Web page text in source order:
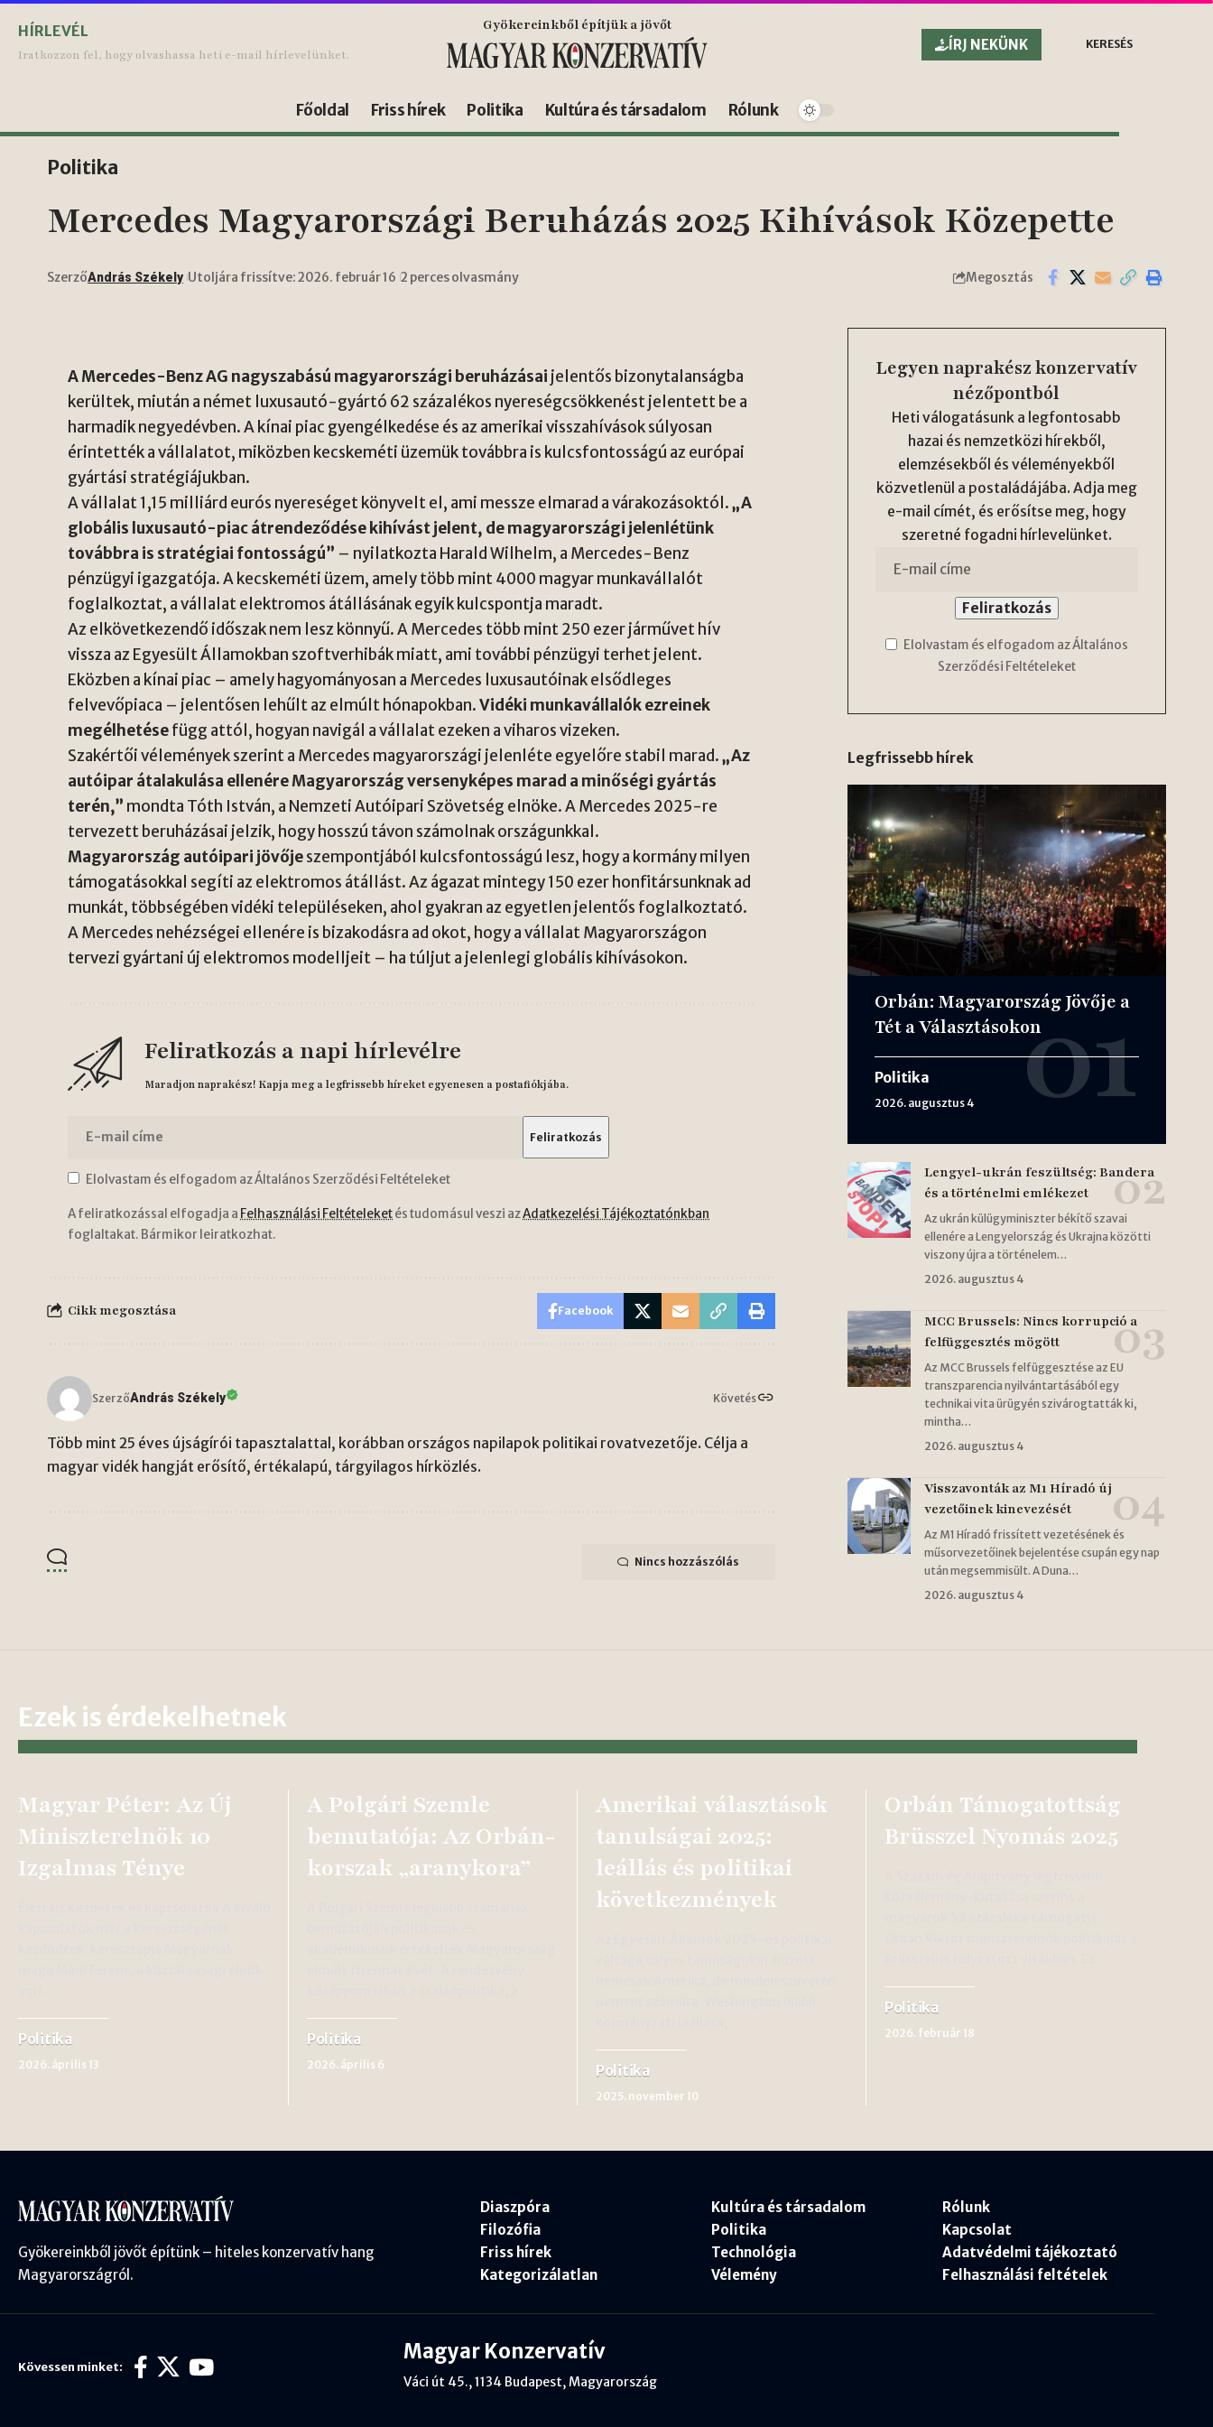
HÍRLEVÉL
Iratkozzon fel, hogy olvashassa heti e-mail hírlevelünket.
Gyökereinkből építjük a jövőt
ÍRJ NEKÜNK
KERESÉS
Főoldal Friss hírek Politika Kultúra és társadalom Rólunk
Politika
Mercedes Magyarországi Beruházás 2025 Kihívások Közepette
SzerzőAndrás Székely Utoljára frissítve: 2026. február 16 2 perces olvasmány Megosztás
A Mercedes-Benz AG nagyszabású magyarországi beruházásai jelentős bizonytalanságba
kerültek, miután a német luxusautó-gyártó 62 százalékos nyereségcsökkenést jelentett be a
harmadik negyedévben. A kínai piac gyengélkedése és az amerikai visszahívások súlyosan
érintették a vállalatot, miközben kecskeméti üzemük továbbra is kulcsfontosságú az európai
gyártási stratégiájukban.
A vállalat 1,15 milliárd eurós nyereséget könyvelt el, ami messze elmarad a várakozásoktól.„A
globális luxusautó-piac átrendeződése kihívást jelent, de magyarországi jelenlétünk
továbbra is stratégiai fontosságú” – nyilatkozta Harald Wilhelm, a Mercedes-Benz
pénzügyi igazgatója. A kecskeméti üzem, amely több mint 4000 magyar munkavállalót
foglalkoztat, a vállalat elektromos átállásának egyik kulcspontja maradt.
Az elkövetkezendő időszak nem lesz könnyű. A Mercedes több mint 250 ezer járművet hív
vissza az Egyesült Államokban szoftverhibák miatt, ami további pénzügyi terhet jelent.
Eközben a kínai piac – amely hagyományosan a Mercedes luxusautóinak elsődleges
felvevőpiaca – jelentősen lehűlt az elmúlt hónapokban.Vidéki munkavállalók ezreinek
megélhetésefügg attól, hogyan navigál a vállalat ezeken a viharos vizeken.
Szakértői vélemények szerint a Mercedes magyarországi jelenléte egyelőre stabil marad.„Az
autóipar átalakulása ellenére Magyarország versenyképes marad a minőségi gyártás
terén,” mondta Tóth István, a Nemzeti Autóipari Szövetség elnöke. A Mercedes 2025-re
tervezett beruházásai jelzik, hogy hosszú távon számolnak országunkkal.
Magyarország autóipari jövőjeszempontjából kulcsfontosságú lesz, hogy a kormány milyen
támogatásokkal segíti az elektromos átállást. Az ágazat mintegy 150 ezer honfitársunknak ad
munkát, többségében vidéki településeken, ahol gyakran az egyetlen jelentős foglalkoztató.
A Mercedes nehézségei ellenére is bizakodásra ad okot, hogy a vállalat Magyarországon
tervezi gyártani új elektromos modelljeit – ha túljut a jelenlegi globális kihívásokon.
Feliratkozás a napi hírlevélre
Maradjon naprakész! Kapja meg a legfrissebb híreket egyenesen a postafiókjába.
Elolvastam és elfogadom az Általános Szerződési Feltételeket
A feliratkozással elfogadja a Felhasználási Feltételeketés tudomásul veszi azAdatkezelési Tájékoztatónkban
foglaltakat. Bármikor leiratkozhat.
Cikk megosztása Facebook
SzerzőAndrás Székely Követés
Több mint 25 éves újságírói tapasztalattal, korábban országos napilapok politikai rovatvezetője. Célja a
magyar vidék hangját erősítő, értékalapú, tárgyilagos hírközlés.
Nincs hozzászólás
Legyen naprakész konzervatív
nézőpontból
Heti válogatásunk a legfontosabb
hazai és nemzetközi hírekből,
elemzésekből és véleményekből
közvetlenül a postaládájába. Adja meg
e-mail címét, és erősítse meg, hogy
szeretné fogadni hírlevelünket.
Elolvastam és elfogadom az Általános
Szerződési Feltételeket
Legfrissebb hírek
Orbán: Magyarország Jövője a
Tét a Választásokon
Politika
2026. augusztus 4
Lengyel-ukrán feszültség: Bandera
és a történelmi emlékezet
Az ukrán külügyminiszter békítő szavai
ellenére a Lengyelország és Ukrajna közötti
viszony újra a történelem…
2026. augusztus 4
MCC Brussels: Nincs korrupció a
felfüggesztés mögött
Az MCC Brussels felfüggesztése az EU
transzparencia nyilvántartásából egy
technikai vita ürügyén szivárogtatták ki,
mintha…
2026. augusztus 4
Visszavonták az M1 Híradó új
vezetőinek kinevezését
Az M1 Híradó frissített vezetésének és
műsorvezetőinek bejelentése csupán egy nap
után megsemmisült. A Duna…
2026. augusztus 4
Ezek is érdekelhetnek
Magyar Péter: Az Új
Miniszterelnök 10
Izgalmas Ténye
Politika
2026. április 13
A Polgári Szemle
bemutatója: Az Orbán-
korszak „aranykora”
Politika
2026. április 6
Amerikai választások
tanulságai 2025:
leállás és politikai
következmények
Politika
2025. november 10
Orbán Támogatottság
Brüsszel Nyomás 2025
Politika
2026. február 18
Gyökereinkből jövőt építünk – hiteles konzervatív hang
Magyarországról.
Diaszpóra
Filozófia
Friss hírek
Kategorizálatlan
Kultúra és társadalom
Politika
Technológia
Vélemény
Rólunk
Kapcsolat
Adatvédelmi tájékoztató
Felhasználási feltételek
Kövessen minket:
Magyar Konzervatív
Váci út 45., 1134 Budapest, Magyarország